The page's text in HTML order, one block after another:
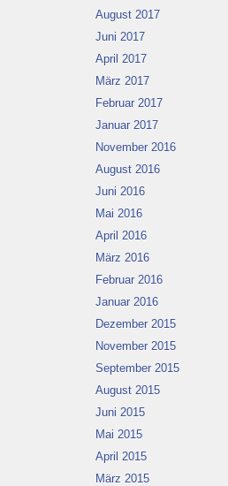
August 2017
Juni 2017
April 2017
März 2017
Februar 2017
Januar 2017
November 2016
August 2016
Juni 2016
Mai 2016
April 2016
März 2016
Februar 2016
Januar 2016
Dezember 2015
November 2015
September 2015
August 2015
Juni 2015
Mai 2015
April 2015
März 2015